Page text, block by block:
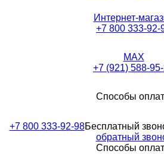
Интернет-
+7 800 333-92-
MAX
+7 (921) 588-
Способы
+7 800 333-92-98Бесплатный
обратный
Способы